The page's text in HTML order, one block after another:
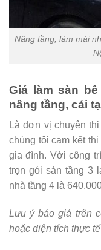
Nâng tầng, làm mái
Giá làm sàn
nâng tầng, cải
Là đơn vị chuyên
chúng tôi cam kết
gia đình. Với công
trọn gói sàn tầng 3
nhà tầng 4 là
Lưu ý báo giá trên
hoặc diện tích thực